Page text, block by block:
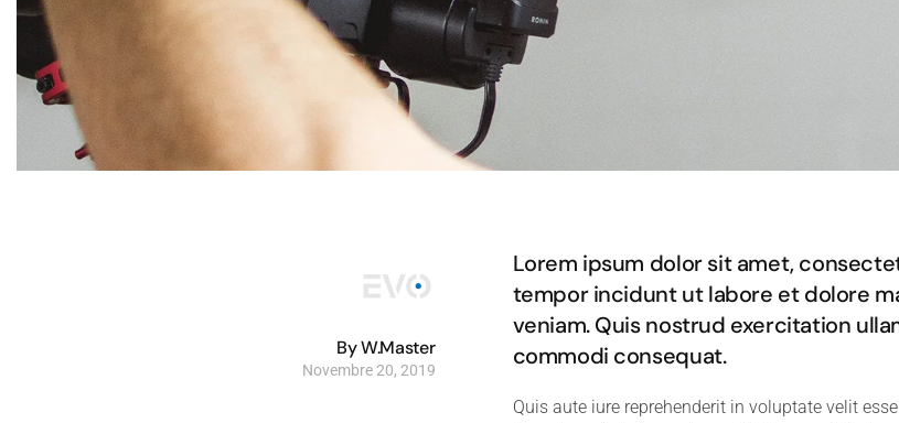
By W.Master
Novembre 20, 2019
Lorem ipsum dolor sit amet,
tempor incidunt ut labore et dolore
veniam. Quis nostrud exercitation
commodi consequat.
Quis aute iure reprehenderit in voluptate velit